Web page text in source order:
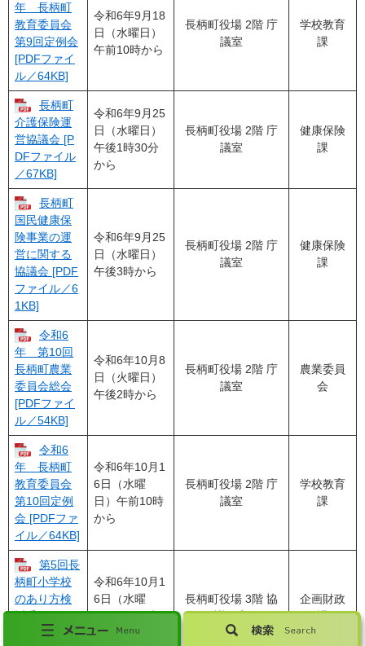
年 長柄町
教育委員会
第9回定例会
[PDFファイ
ル／64KB]
令和6年9月18
日（水曜日）
午前10時から
長柄町役場 2階 庁
議室
学校教育
課
長柄町
介護保険運
営協議会 [P
DFファイル
／67KB]
令和6年9月25
日（水曜日）
午後1時30分
から
長柄町役場 2階 庁
議室
健康保険
課
長柄町
国民健康保
険事業の運
営に関する
協議会 [PDF
ファイル／6
1KB]
令和6年9月25
日（水曜日）
午後3時から
長柄町役場 2階 庁
議室
健康保険
課
令和6
年 第10回
長柄町農業
委員会総会
[PDFファイ
ル／54KB]
令和6年10月8
日（火曜日）
午後2時から
長柄町役場 2階 庁
議室
農業委員
会
令和6
年 長柄町
教育委員会
第10回定例
会 [PDFファ
イル／64KB]
令和6年10月1
6日（水曜
日）午前10時
から
長柄町役場 2階 庁
議室
学校教育
課
第5回長
柄町小学校
のあり方検
討委員会 [P
DFファイル
令和6年10月1
6日（水曜
日）午後3時2
0分から
長柄町役場 3階 協
議会室
企画財政
課